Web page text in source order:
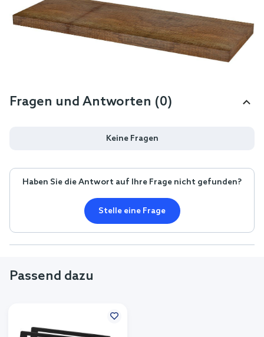
Fragen und Antworten (0)
Keine Fragen
Haben Sie die Antwort auf Ihre Frage nicht gefunden?
Stelle eine Frage
Passend dazu